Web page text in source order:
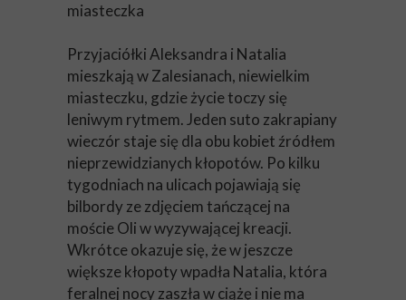
miasteczka
Przyjaciółki Aleksandra i Natalia
mieszkają w Zalesianach, niewielkim
miasteczku, gdzie życie toczy się
leniwym rytmem. Jeden suto zakrapiany
wieczór staje się dla obu kobiet źródłem
nieprzewidzianych kłopotów. Po kilku
tygodniach na ulicach pojawiają się
bilbordy ze zdjęciem tańczącej na
moście Oli w wyzywającej kreacji.
Wkrótce okazuje się, że w jeszcze
większe kłopoty wpadła Natalia, która
feralnej nocy zaszła w ciążę i nie ma